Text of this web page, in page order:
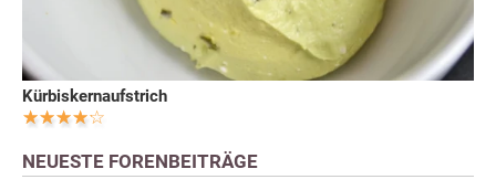
Kürbiskernaufstrich
NEUESTE FORENBEITRÄGE